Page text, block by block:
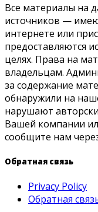
Все материалы на
источников —
интернете или
предоставляются
целях. Права на
владельцам.
за содержание
обнаружили на
нарушают
Вашей компании
сообщите нам
Обратная связь
Privacy Policy
Обратная